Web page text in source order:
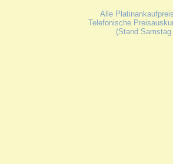
Alle
Telefonische
(Stand